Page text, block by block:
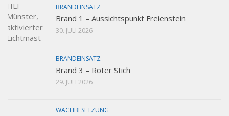
BRANDEINSATZ
Brand 1 – Aussichtspunkt Freienstein
30. JULI 2026
BRANDEINSATZ
Brand 3 – Roter Stich
29. JULI 2026
WACHBESETZUNG